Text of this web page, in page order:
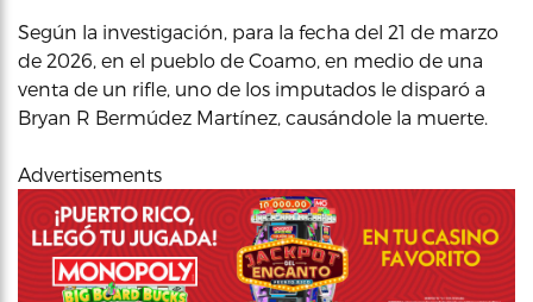
Según la investigación, para la fecha del 21 de marzo
de 2026, en el pueblo de Coamo, en medio de una
venta de un rifle, uno de los imputados le disparó a
Bryan R Bermúdez Martínez, causándole la muerte.
Advertisements